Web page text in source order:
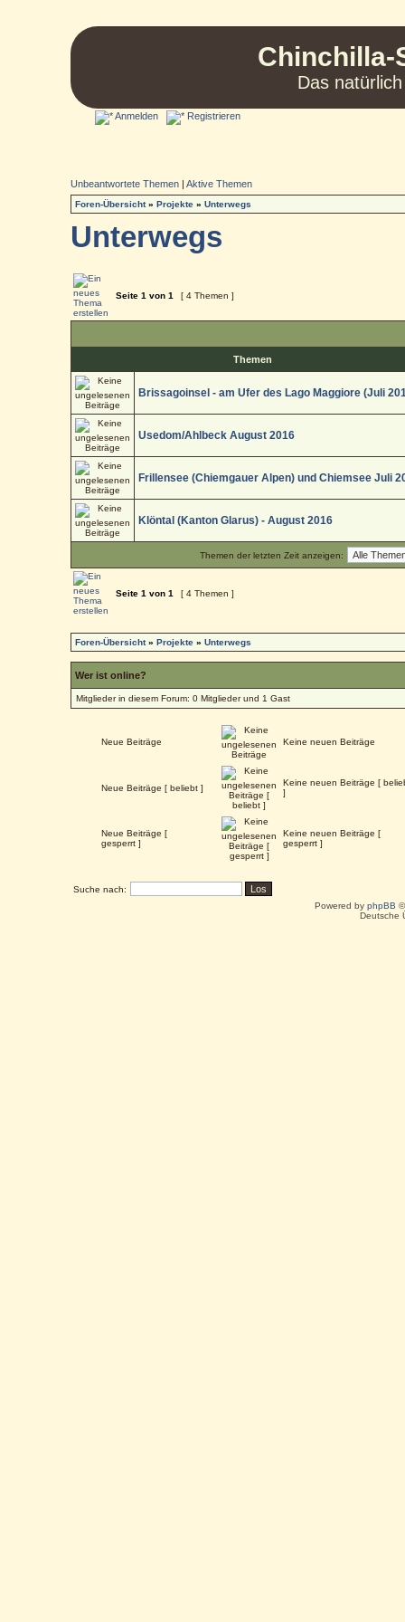
Chinchilla-
Das
Anmelden Registrieren
Unbeantwortete Themen |Aktive Themen
Foren-Übersicht»Projekte »Unterwegs
Unterwegs
Seite1 von1 [ 4 Themen ]
Themen
Brissagoinsel - am Ufer des Lago Maggiore (Juli
Usedom/Ahlbeck August 2016
Frillensee (Chiemgauer Alpen) und Chiemsee Juli
Klöntal (Kanton Glarus) - August 2016
Themen der letzten Zeit anzeigen:
Seite1 von1 [ 4 Themen ]
Foren-Übersicht»Projekte »Unterwegs
Wer ist online?
Mitglieder in diesem Forum: 0 Mitglieder und 1 Gast
Neue Beiträge Keine neuen Beiträge
Neue Beiträge [ beliebt ]
Keine neuen Beiträge [
]
Neue Beiträge [
gesperrt ]
Keine neuen Beiträge [
gesperrt ]
Suche nach:
Powered by phpBB
Deutsche